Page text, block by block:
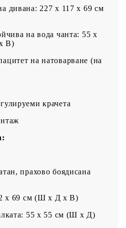
дивана: 227 x 117 x 69 см
на вода чанта: 55 x
В)
на натоварване (на
крачета
прахово боядисана
x 69 см (Ш x Д x В)
55 x 55 cм (Ш x Д)